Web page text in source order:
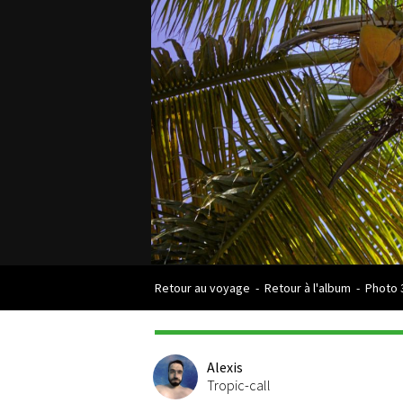
Retour au voyage - Retour à l'album - Photo
Alexis
Tropic-call